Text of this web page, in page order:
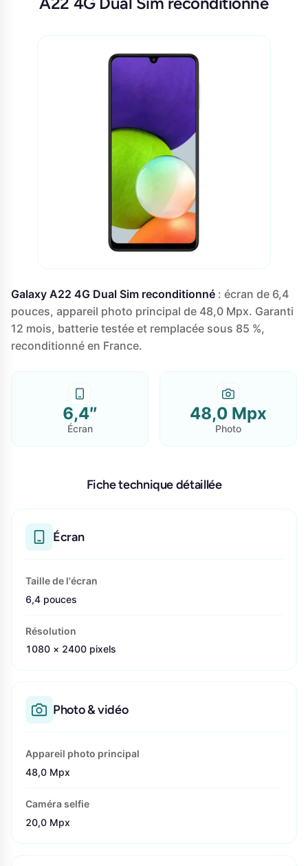
Galaxy A22 4G Dual Sim reconditionné : écran de 6,4
pouces, appareil photo principal de 48,0 Mpx. Garanti
12 mois, batterie testée et remplacée sous 85 %,
reconditionné en France.
6,4″
Écran
48,0 Mpx
Photo
Fiche technique détaillée
Écran
Taille de l'écran
6,4 pouces
Résolution
1080 × 2400 pixels
Photo & vidéo
Appareil photo principal
48,0 Mpx
Caméra selfie
20,0 Mpx